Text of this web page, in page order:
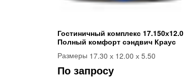
Гостиничный комплекс 17.150х12.0
Полный комфорт сэндвич Краус
Размеры 17.30 х 12.00 х 5.50
По запросу